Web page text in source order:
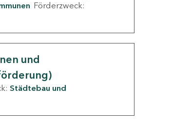
Förderzweck:
und
Städtebau und